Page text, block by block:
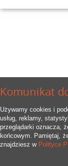
Komunikat
Używamy cookies i
usług, reklamy,
przeglądarki oznacza,
końcowym. Pamiętaj,
znajdziesz w Polityce